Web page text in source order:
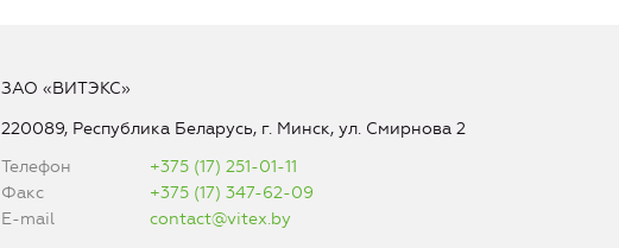
ЗАО «ВИТЭКС»
220089, Республика Беларусь, г. Минск, ул. Смирнова 2
Телефон
+375 (17) 251-01-11
Факс
+375 (17) 347-62-09
E-mail
contact@vitex.by